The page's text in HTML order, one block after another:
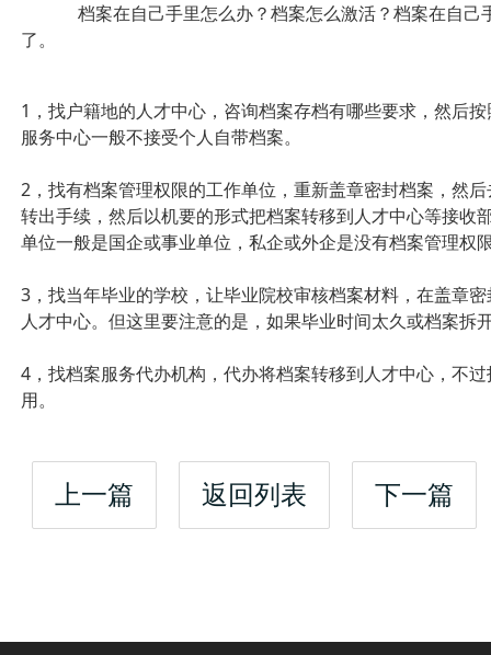
档案在自己手里怎么办？档案怎么激活？档案在自
了。
1，找户籍地的人才中心，咨询档案存档有哪些要求，然后
服务中心一般不接受个人自带档案。
2，找有档案管理权限的工作单位，重新盖章密封档案，然
转出手续，然后以机要的形式把档案转移到人才中心等接收
单位一般是国企或事业单位，私企或外企是没有档案管理权
3，找当年毕业的学校，让毕业院校审核档案材料，在盖章
人才中心。但这里要注意的是，如果毕业时间太久或档案拆
4，找档案服务代办机构，代办将档案转移到人才中心，不
用。
上一篇 返回列表 下一篇